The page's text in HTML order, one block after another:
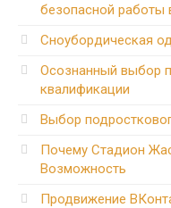
безопасной работы
Сноубордическая
Осознанный выбор
квалификации
Выбор
Почему Стадион
Возможность
Продвижение